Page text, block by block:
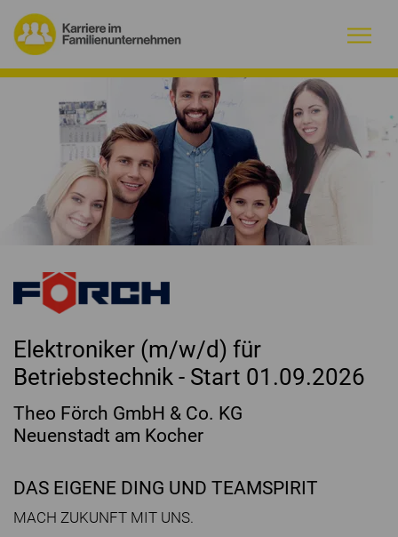
Warum Familienunternehmen?
Firmenprofile
Jobs
Magazin
Initiative
Kontakt
Elektroniker (m/w/d) für
Betriebstechnik - Start 01.09.2026
Theo Förch GmbH & Co. KG
Neuenstadt am Kocher
DAS EIGENE DING UND TEAMSPIRIT
MACH ZUKUNFT MIT UNS.